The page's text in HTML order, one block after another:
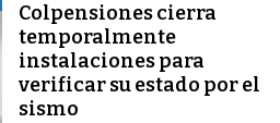
Colpensiones cierra
temporalmente
instalaciones para
verificar su estado por el
sismo